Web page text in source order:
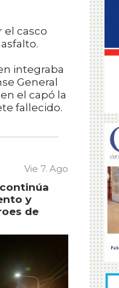
el casco
integraba
General
el capó la
fallecido.
Vie 7. Ago
y
de